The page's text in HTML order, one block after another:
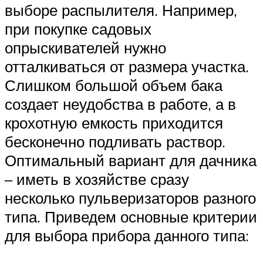
выборе распылителя. Например,
при покупке садовых
опрыскивателей нужно
отталкиваться от размера участка.
Слишком большой объем бака
создает неудобства в работе, а в
крохотную емкость приходится
бесконечно подливать раствор.
Оптимальный вариант для дачника
– иметь в хозяйстве сразу
несколько пульверизаторов разного
типа. Приведем основные критерии
для выбора прибора данного типа: